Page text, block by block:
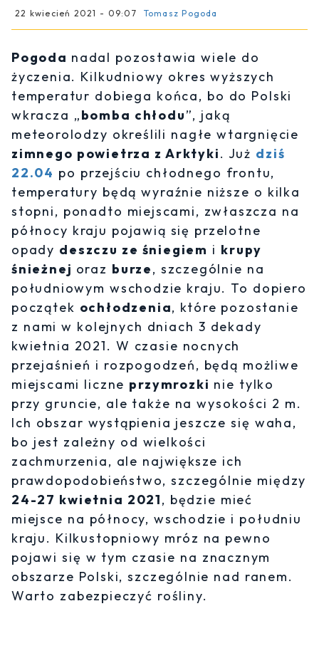
22 kwiecień 2021 - 09:07 Tomasz Pogoda
Pogoda nadal pozostawia wiele do
życzenia. Kilkudniowy okres wyższych
temperatur dobiega końca, bo do Polski
wkracza „bomba chłodu”, jaką
meteorolodzy określili nagłe wtargnięcie
zimnego powietrza z Arktyki. Już dziś
22.04 po przejściu chłodnego frontu,
temperatury będą wyraźnie niższe o kilka
stopni, ponadto miejscami, zwłaszcza na
północy kraju pojawią się przelotne
opady deszczu ze śniegiem i krupy
śnieżnej oraz burze, szczególnie na
południowym wschodzie kraju. To dopiero
początek ochłodzenia, które pozostanie
z nami w kolejnych dniach 3 dekady
kwietnia 2021. W czasie nocnych
przejaśnień i rozpogodzeń, będą możliwe
miejscami liczne przymrozki nie tylko
przy gruncie, ale także na wysokości 2 m.
Ich obszar wystąpienia jeszcze się waha,
bo jest zależny od wielkości
zachmurzenia, ale największe ich
prawdopodobieństwo, szczególnie między
24-27 kwietnia 2021, będzie mieć
miejsce na północy, wschodzie i południu
kraju. Kilkustopniowy mróz na pewno
pojawi się w tym czasie na znacznym
obszarze Polski, szczególnie nad ranem.
Warto zabezpieczyć rośliny.